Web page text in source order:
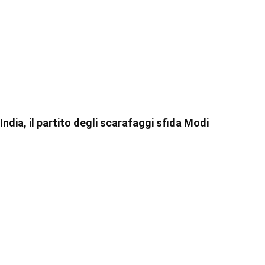
India, il partito degli scarafaggi sfida Modi